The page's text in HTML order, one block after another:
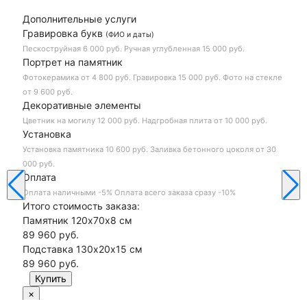
Дополнительные услуги
Гравировка букв (ФИО и даты)
Пескоструйная 6 000 руб. Ручная углубленная 15 000 руб.
Портрет на памятник
Фотокерамика от 4 800 руб. Гравировка 15 000 руб. Фото на стекле
от 9 600 руб.
Декоративные элементы
Цветник на могилу 12 000 руб. Надгробная плита от 10 000 руб.
Установка
Установка памятника 10 600 руб. Заливка бетонного цоколя от 30
000 руб.
Оплата
Оплата наличными -5% Оплата всего заказа сразу -10%
Итого стоимость заказа:
Памятник 120х70х8 см
89 960 руб.
Подставка 130х20х15 см
89 960 руб.
×